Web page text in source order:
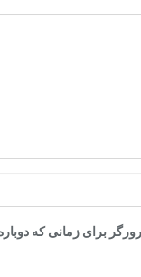
برای زمانی که